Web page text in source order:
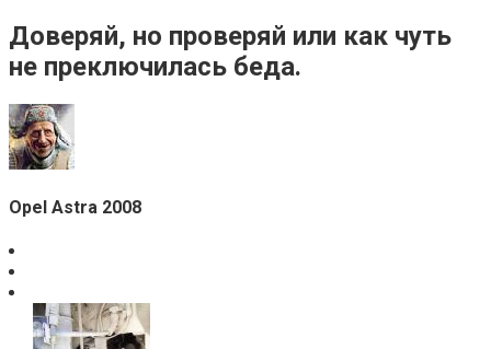
Доверяй, но проверяй или как чуть
не преключилась беда.
Opel Astra 2008